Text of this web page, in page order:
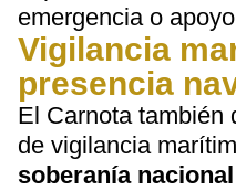
emergencia o
Vigilancia
presencia
El Carnota también
de vigilancia
soberanía nacional